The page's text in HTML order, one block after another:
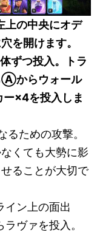
の中央にオデ
を開けます。
ずつ投入。トラ
Ⓐからウォール
×4を投入しま
ための攻撃。
くても大勢に影
ることが大切で
ン上の面出
ヴァを投入。